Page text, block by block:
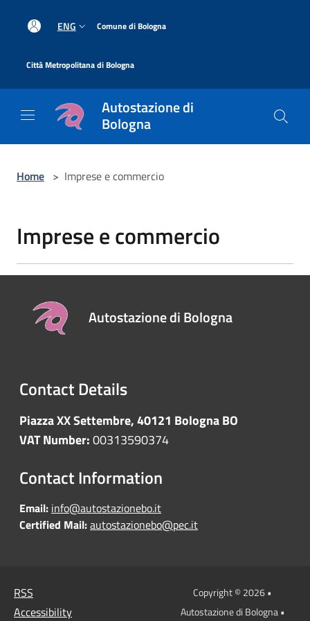
ENG Comune di Bologna
Città Metropolitana di Bologna
Autostazione di
Bologna
Home > Imprese e commercio
Imprese e commercio
Autostazione di Bologna
Contact Details
Piazza XX Settembre, 40121 Bologna BO
VAT Number:00313590374
Contact Information
Email: info@autostazionebo.it
Certified Mail:autostazionebo@pec.it
RSS
Accessibility
Copyright © 2026 •
Autostazione di Bologna •